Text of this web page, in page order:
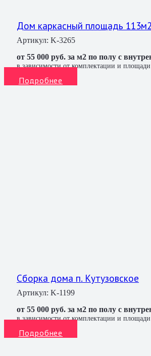
Дом каркасный площадь 113м2
Артикул: K-3265
от 55 000 руб. за м2 по полу с
в зависимости от комплектации и
Подробнее
Сборка дома п. Кутузовское
Артикул: K-1199
от 55 000 руб. за м2 по полу с
в зависимости от комплектации и
Подробнее